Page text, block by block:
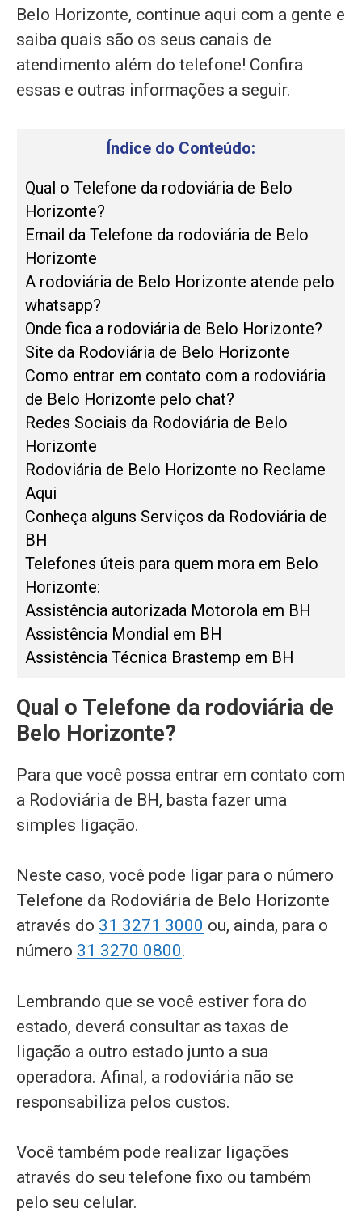
Belo Horizonte, continue aqui com a gente e
saiba quais são os seus canais de
atendimento além do telefone! Confira
essas e outras informações a seguir.
Índice do Conteúdo:
Qual o Telefone da rodoviária de Belo
Horizonte?
Email da Telefone da rodoviária de Belo
Horizonte
A rodoviária de Belo Horizonte atende pelo
whatsapp?
Onde fica a rodoviária de Belo Horizonte?
Site da Rodoviária de Belo Horizonte
Como entrar em contato com a rodoviária
de Belo Horizonte pelo chat?
Redes Sociais da Rodoviária de Belo
Horizonte
Rodoviária de Belo Horizonte no Reclame
Aqui
Conheça alguns Serviços da Rodoviária de
BH
Telefones úteis para quem mora em Belo
Horizonte:
Assistência autorizada Motorola em BH
Assistência Mondial em BH
Assistência Técnica Brastemp em BH
Qual o Telefone da rodoviária de
Belo Horizonte?
Para que você possa entrar em contato com
a Rodoviária de BH, basta fazer uma
simples ligação.
Neste caso, você pode ligar para o número
Telefone da Rodoviária de Belo Horizonte
através do 31 3271 3000 ou, ainda, para o
número 31 3270 0800.
Lembrando que se você estiver fora do
estado, deverá consultar as taxas de
ligação a outro estado junto a sua
operadora. Afinal, a rodoviária não se
responsabiliza pelos custos.
Você também pode realizar ligações
através do seu telefone fixo ou também
pelo seu celular.